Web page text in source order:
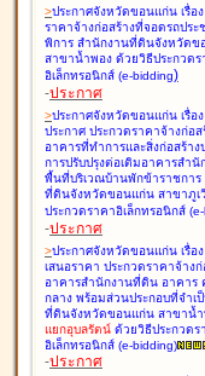
>ประกาศจังหวัดขอนแก่น เรื่อ
ราคาจ้างก่อสร้างที่จอดรถปร
พิการ สำนักงานที่ดินจังหวัดข
สาขาน้ำพอง ด้วยวิธีประกวดร
อิเล็กทรอนิกส์ (e-bidding)
-ประกาศ
>ประกาศจังหวัดขอนแก่น เรื่อง
ประกาศ ประกวดราคาจ้างก่อส
อาคารที่ทำการและสิ่งก่อสร้าง
การปรับปรุงต่อเติมอาคารสำนั
พื้นที่บริเวณบ้านพักข้าราชการ
ที่ดินจังหวัดขอนแก่น สาขาภูเ
ประกวดราคาอิเล็กทรอนิกส์
-ประกาศ
>ประกาศจังหวัดขอนแก่น เรื่อง
เสนอราคา ประกวดราคาจ้างก่
อาคารสำนักงานที่ดิน อาคาร
กลาง พร้อมส่วนประกอบที่จำเ
ที่ดินจังหวัดขอนแก่น สาขาน้ำ
แยกอุบลรัตน์ ด้วยวิธีประกวดร
อิเล็กทรอนิกส์ (e-bidding)
-ประกาศ